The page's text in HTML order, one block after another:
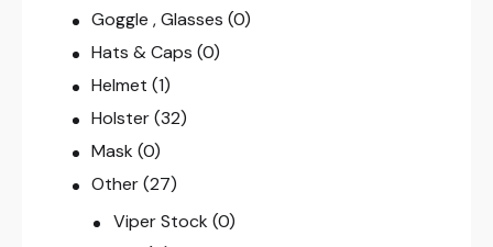
Goggle , Glasses (0)
Hats & Caps (0)
Helmet (1)
Holster (32)
Mask (0)
Other (27)
Viper Stock (0)